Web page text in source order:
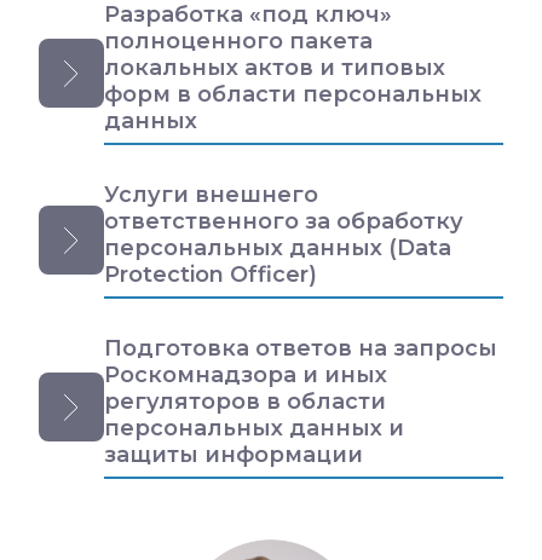
Разработка «под ключ»
полноценного пакета
локальных актов и типовых
форм в области персональных
данных
Услуги внешнего
ответственного за обработку
персональных данных (Data
Protection Officer)
Подготовка ответов на запросы
Роскомнадзора и иных
регуляторов в области
персональных данных и
защиты информации